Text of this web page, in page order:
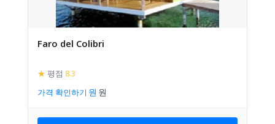
Faro del Colibri
★ 평점 8.3
가격 확인하기